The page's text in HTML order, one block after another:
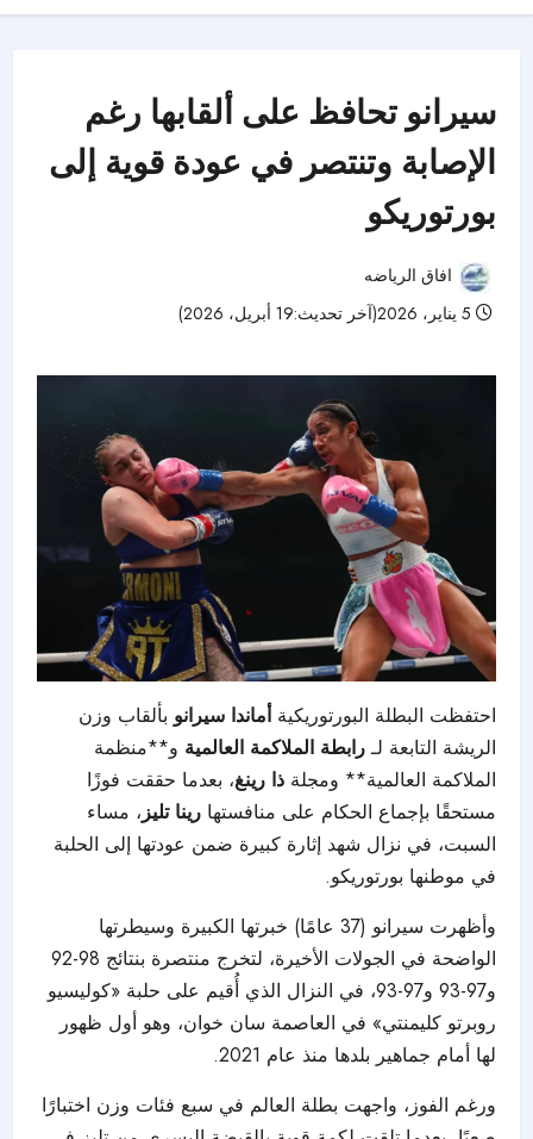
سيرانو تحافظ على ألقابها رغم
الإصابة وتنتصر في عودة قوية إلى
بورتوريكو
افاق الرياضه
احتفظت البطلة البورتوريكيةأماندا سيرانو بألقاب وزن
الريشة التابعة لـرابطة الملاكمة العالمية و**منظمة
الملاكمة العالمية** ومجلةذا رينغ، بعدما حققت فوزًا
مستحقًا بإجماع الحكام على منافستهارينا تليز، مساء
السبت، في نزال شهد إثارة كبيرة ضمن عودتها إلى الحلبة
في موطنها بورتوريكو.
وأظهرت سيرانو (37 عامًا) خبرتها الكبيرة وسيطرتها
الواضحة في الجولات الأخيرة، لتخرج منتصرة بنتائج 98-92
و97-93 و97-93، في النزال الذي أُقيم على حلبة «كوليسيو
روبرتو كليمنتي» في العاصمة سان خوان، وهو أول ظهور
لها أمام جماهير بلدها منذ عام 2021.
ورغم الفوز، واجهت بطلة العالم في سبع فئات وزن اختبارًا